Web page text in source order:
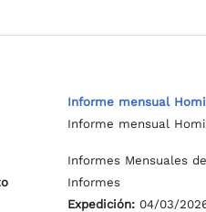
Informe mensual
Informe mensual
Informes Mensuales
Informes
Expedición: 04/03/